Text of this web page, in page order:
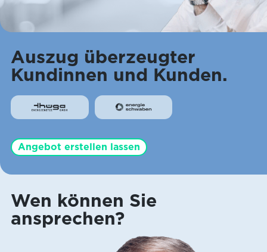
Auszug überzeugter
Kundinnen und Kunden.
Angebot erstellen lassen
Wen können Sie
ansprechen?